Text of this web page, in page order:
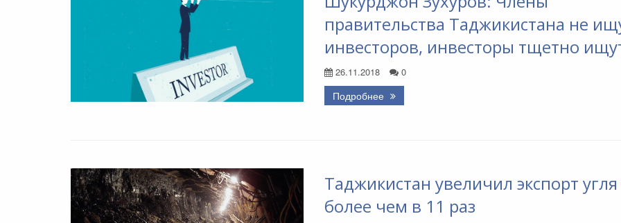
правительства Таджикистана не
инвесторов, инвесторы тщетно
26.11.2018 0
Подробнее
Таджикистан увеличил экспорт угля
более чем в 11 раз